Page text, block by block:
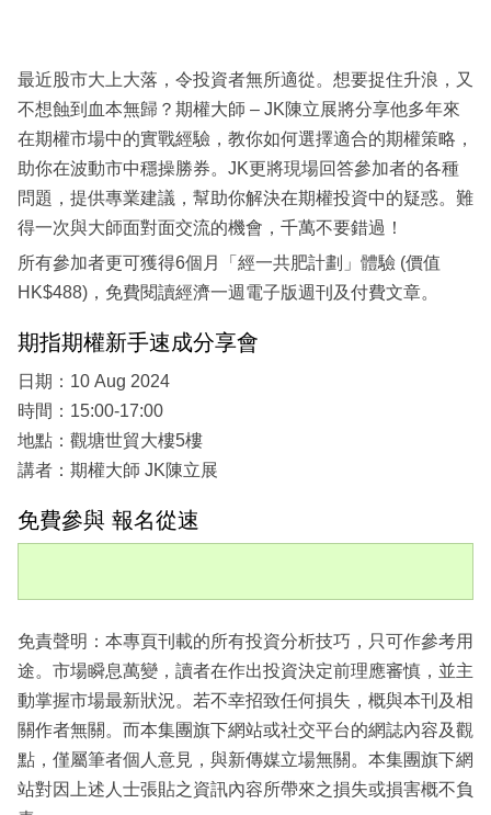
區
最近股市大上大落，令投資者無所適從。想要捉住升浪，又
不想蝕到血本無歸？期權大師 – JK陳立展將分享他多年來
在期權市場中的實戰經驗，教你如何選擇適合的期權策略，
助你在波動市中穩操勝券。JK更將現場回答參加者的各種
問題，提供專業建議，幫助你解決在期權投資中的疑惑。難
得一次與大師面對面交流的機會，千萬不要錯過！
所有參加者更可獲得6個月「經一共肥計劃」體驗 (價值
HK$488)，免費閱讀經濟一週電子版週刊及付費文章。
期指期權新手速成分享會
日期：10 Aug 2024
時間：15:00-17:00
地點：觀塘世貿大樓5樓
講者：期權大師 JK陳立展
免費參與 報名從速
免責聲明：本專頁刊載的所有投資分析技巧，只可作參考用
途。市場瞬息萬變，讀者在作出投資決定前理應審慎，並主
動掌握市場最新狀況。若不幸招致任何損失，概與本刊及相
關作者無關。而本集團旗下網站或社交平台的網誌內容及觀
點，僅屬筆者個人意見，與新傳媒立場無關。本集團旗下網
站對因上述人士張貼之資訊內容所帶來之損失或損害概不負